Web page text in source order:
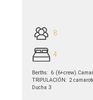
8
4
Berths: 6
TRIPULACIÓN: 2
Ducha 3